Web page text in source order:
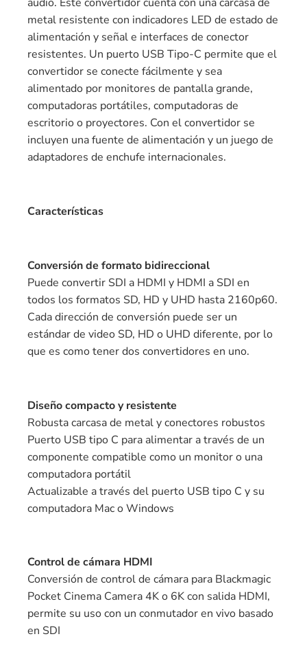
metal resistente con indicadores LED de estado de
alimentación y señal e interfaces de conector
resistentes. Un puerto USB Tipo-C permite que el
convertidor se conecte fácilmente y sea
alimentado por monitores de pantalla grande,
computadoras portátiles, computadoras de
escritorio o proyectores. Con el convertidor se
incluyen una fuente de alimentación y un juego de
adaptadores de enchufe internacionales.
Características
Conversión de formato bidireccional
Puede convertir SDI a HDMI y HDMI a SDI en
todos los formatos SD, HD y UHD hasta 2160p60.
Cada dirección de conversión puede ser un
estándar de video SD, HD o UHD diferente, por lo
que es como tener dos convertidores en uno.
Diseño compacto y resistente
Robusta carcasa de metal y conectores robustos
Puerto USB tipo C para alimentar a través de un
componente compatible como un monitor o una
computadora portátil
Actualizable a través del puerto USB tipo C y su
computadora Mac o Windows
Control de cámara HDMI
Conversión de control de cámara para Blackmagic
Pocket Cinema Camera 4K o 6K con salida HDMI,
permite su uso con un conmutador en vivo basado
en SDI